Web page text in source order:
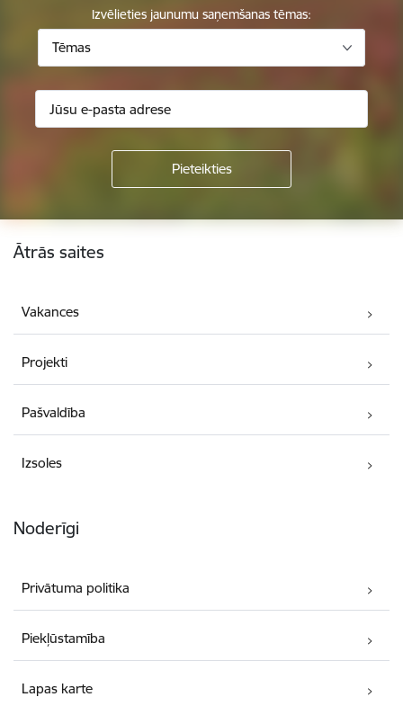
Izvēlieties jaunumu saņemšanas tēmas:
Tēmas
Kājene
Ātrās saites
Vakances
Projekti
Pašvaldība
Izsoles
Noderīgi
Privātuma politika
Piekļūstamība
Lapas karte